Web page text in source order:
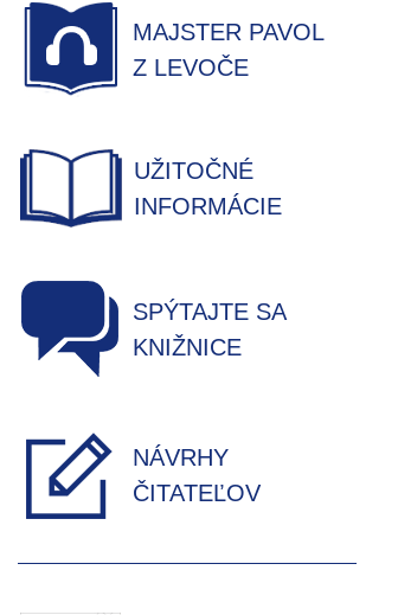
MAJSTER PAVOL
Z LEVOČE
UŽITOČNÉ
INFORMÁCIE
SPÝTAJTE SA
KNIŽNICE
NÁVRHY
ČITATEĽOV